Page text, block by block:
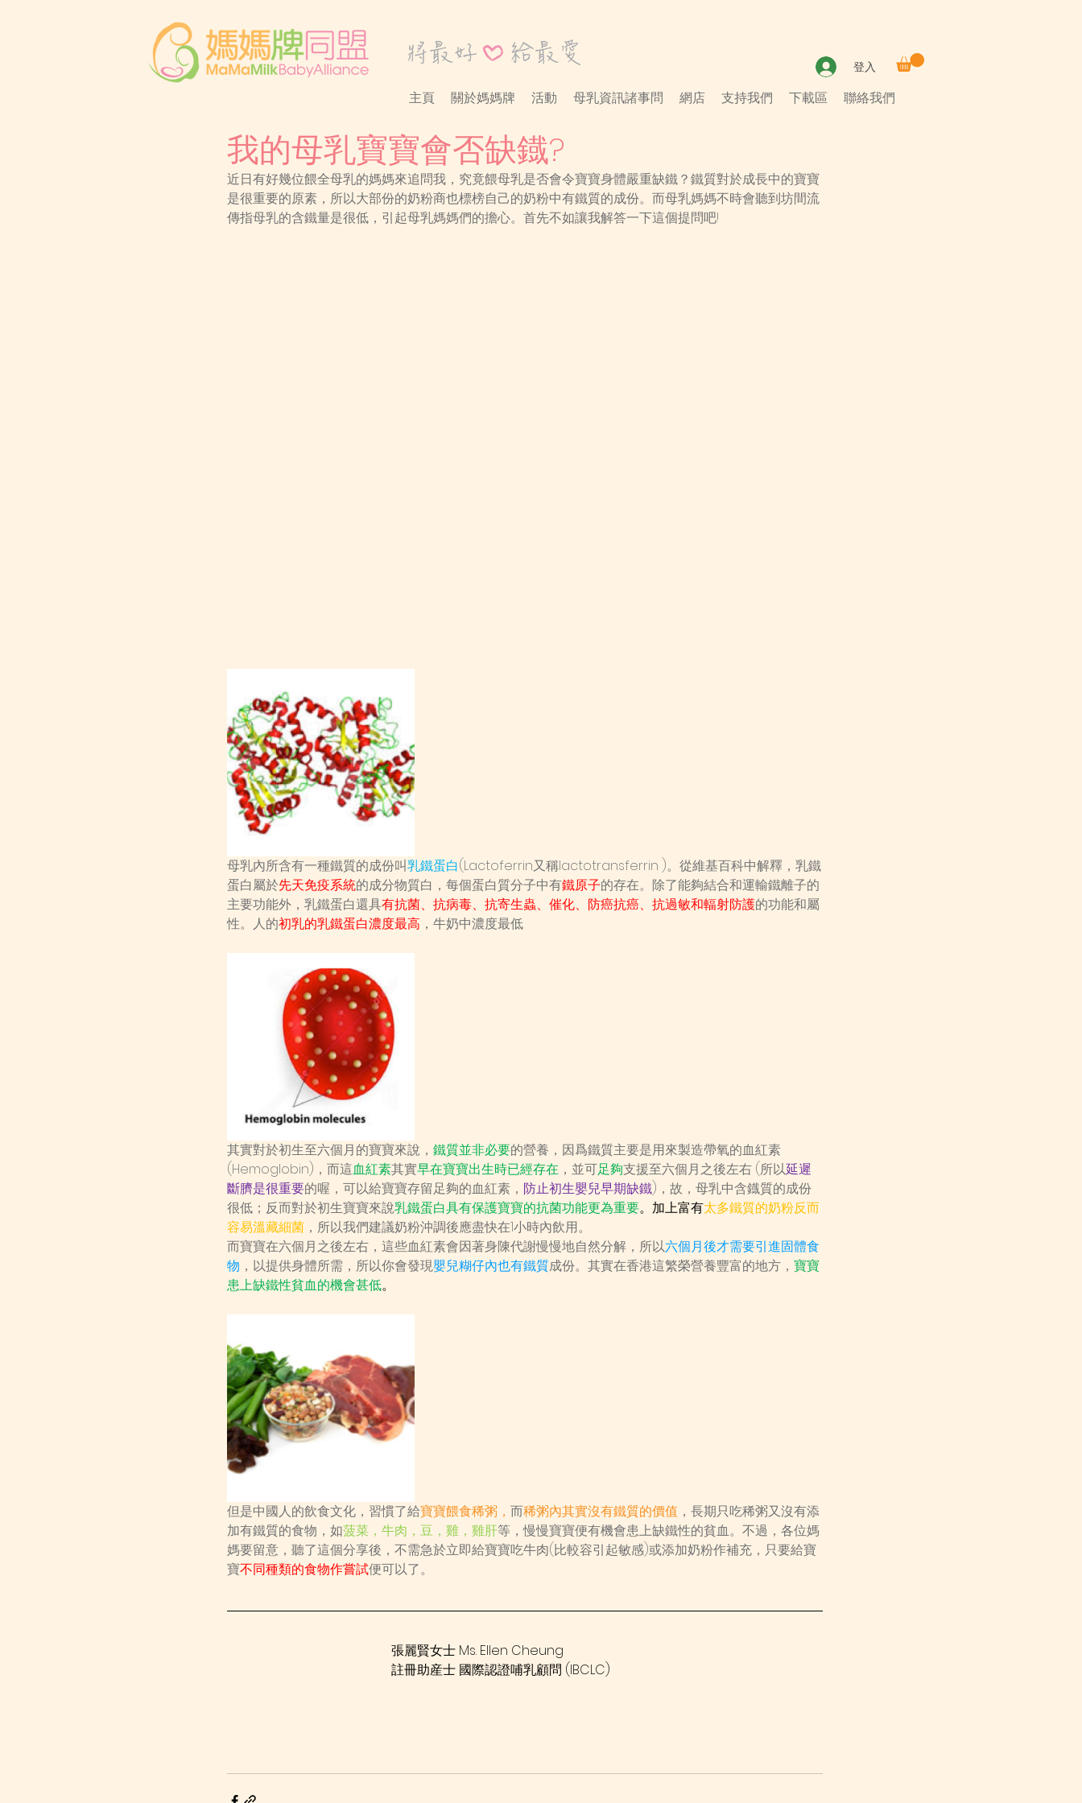
登入
主頁 關於媽媽牌 活動 母乳資訊諸事問 網店 支持我們 下載區 聯絡我們
我的母乳寶寶會否缺鐡?
近日有好幾位餵全母乳的媽媽來追問我，究竟餵母乳是否會令寶寶身體嚴重缺鐵？鐵質對於成長中的寶寶
是很重要的原素，所以大部份的奶粉商也標榜自己的奶粉中有鐵質的成份。而母乳媽媽不時會聽到坊間流
傳指母乳的含鐵量是很低，引起母乳媽媽們的擔心。首先不如讓我解答一下這個提問吧!
母乳內所含有一種鐵質的成份叫乳鐵蛋白(Lactoferrin又稱lactotransferrin )。從維基百科中解釋，乳鐵
蛋白屬於先天免疫系統的成分物質白，每個蛋白質分子中有鐵原子的存在。除了能夠結合和運輸鐵離子的
主要功能外，乳鐵蛋白還具有抗菌、抗病毒、抗寄生蟲、催化、防癌抗癌、抗過敏和輻射防護的功能和屬
性。人的初乳的乳鐵蛋白濃度最高 ，牛奶中濃度最低
其實對於初生至六個月的寶寶來說， 鐵質並非必要的營養，因爲鐵質主要是用來製造帶氧的血紅素
(Hemoglobin)，而這血紅素其實早在寶寶出生時已經存在 ，並可足夠支援至六個月之後左右 (所以延遲
斷臍是很重要的喔，可以給寶寶存留足夠的血紅素， 防止初生嬰兒早期缺鐵)，故，母乳中含鐡質的成份
很低；反而對於初生寶寶來說乳鐵蛋白具有保護寶寶的抗菌功能更為重要。加上富有太多鐵質的奶粉反而
容易溫藏細菌 ，所以我們建議奶粉沖調後應盡快在1小時內飲用。
而寶寶在六個月之後左右，這些血紅素會因著身陳代謝慢慢地自然分解，所以六個月後才需要引進固體食
物 ，以提供身體所需，所以你會發現嬰兒糊仔內也有鐵質成份。其實在香港這繁榮營養豐富的地方， 寶寶
患上缺鐵性貧血的機會甚低。
但是中國人的飲食文化，習慣了給寶寶餵食稀粥， 而稀粥內其實沒有鐵質的價值 ，長期只吃稀粥又沒有添
加有鐵質的食物，如菠菜，牛肉，豆，雞，雞肝等，慢慢寶寶便有機會患上缺鐵性的貧血。不過，各位媽
媽要留意，聽了這個分享後，不需急於立即給寶寶吃牛肉(比較容引起敏感)或添加奶粉作補充，只要給寶
寶不同種類的食物作嘗試便可以了。
張麗賢女士 Ms. Ellen Cheung
註冊助産士 國際認證哺乳顧問 (IBCLC)